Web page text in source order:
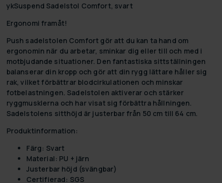
ykSuspend Sadelstol Comfort, svart
Ergonomi framåt!
Push sadelstolen Comfort gör att du kan ta hand om
ergonomin när du arbetar, sminkar dig eller till och med i
motbjudande situationer. Den fantastiska sittställningen
balanserar din kropp och gör att din rygg lättare håller sig
rak, vilket förbättrar blodcirkulationen och minskar
fotbelastningen. Sadelstolen aktiverar och stärker
ryggmusklerna och har visat sig förbättra hållningen.
Sadelstolens sitthöjd är justerbar från 50 cm till 64 cm.
Produktinformation:
Färg: Svart
Material: PU + järn
Justerbar höjd (svängbar)
Certifierad: SGS